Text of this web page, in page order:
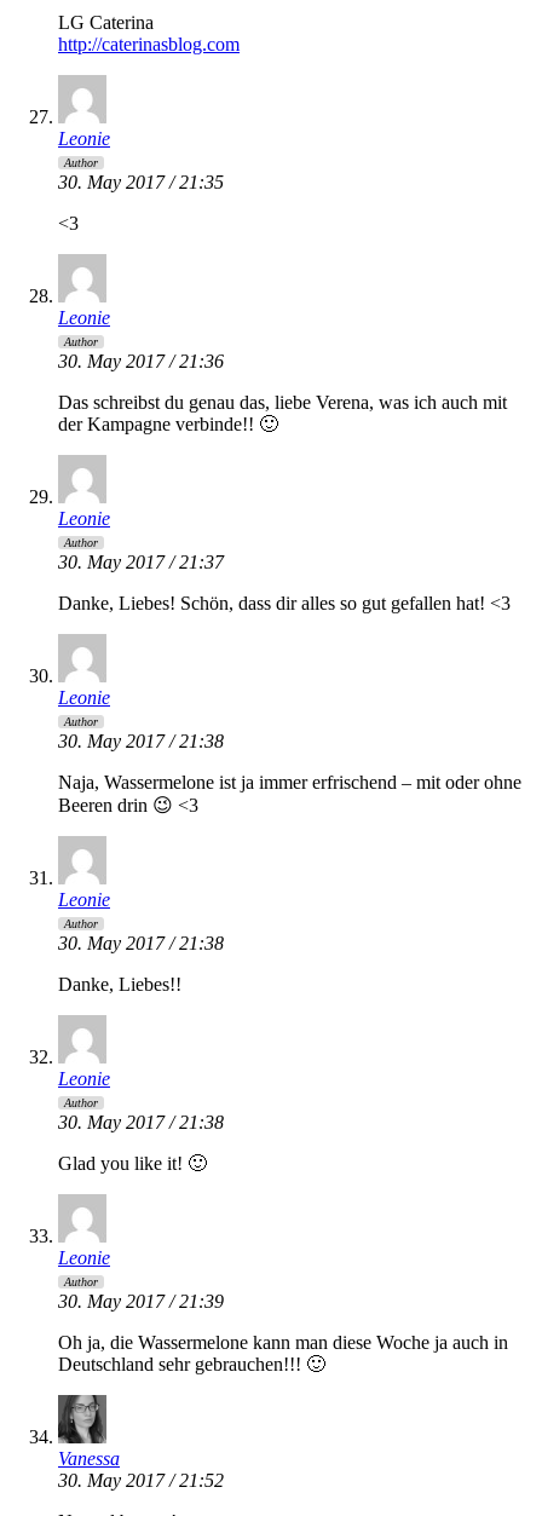
LG Caterina
http://caterinasblog.com
Leonie
Author
30. May 2017 / 21:35
<3
Leonie
Author
30. May 2017 / 21:36
Das schreibst du genau das, liebe Verena, was ich auch mit
der Kampagne verbinde!! 🙂
Leonie
Author
30. May 2017 / 21:37
Danke, Liebes! Schön, dass dir alles so gut gefallen hat! <3
Leonie
Author
30. May 2017 / 21:38
Naja, Wassermelone ist ja immer erfrischend – mit oder ohne
Beeren drin 😉 <3
Leonie
Author
30. May 2017 / 21:38
Danke, Liebes!!
Leonie
Author
30. May 2017 / 21:38
Glad you like it! 🙂
Leonie
Author
30. May 2017 / 21:39
Oh ja, die Wassermelone kann man diese Woche ja auch in
Deutschland sehr gebrauchen!!! 🙂
Vanessa
30. May 2017 / 21:52